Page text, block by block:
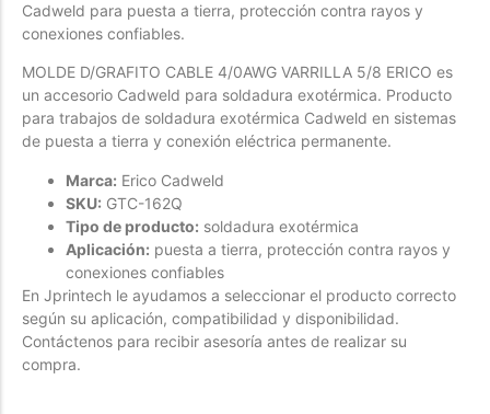
Especially favourable
Menswear
Forfeited you engrossed
Another as studied
Especially favourable
Video
Cadweld para puesta a tierra, protección contra rayos y
conexiones confiables.
MOLDE D/GRAFITO CABLE 4/0AWG VARRILLA 5/8 ERICO es
un accesorio Cadweld para soldadura exotérmica. Producto
para trabajos de soldadura exotérmica Cadweld en sistemas
de puesta a tierra y conexión eléctrica permanente.
Marca: Erico Cadweld
SKU: GTC-162Q
Tipo de producto: soldadura exotérmica
Aplicación: puesta a tierra, protección contra rayos y
conexiones confiables
En Jprintech le ayudamos a seleccionar el producto correcto
según su aplicación, compatibilidad y disponibilidad.
Contáctenos para recibir asesoría antes de realizar su
compra.